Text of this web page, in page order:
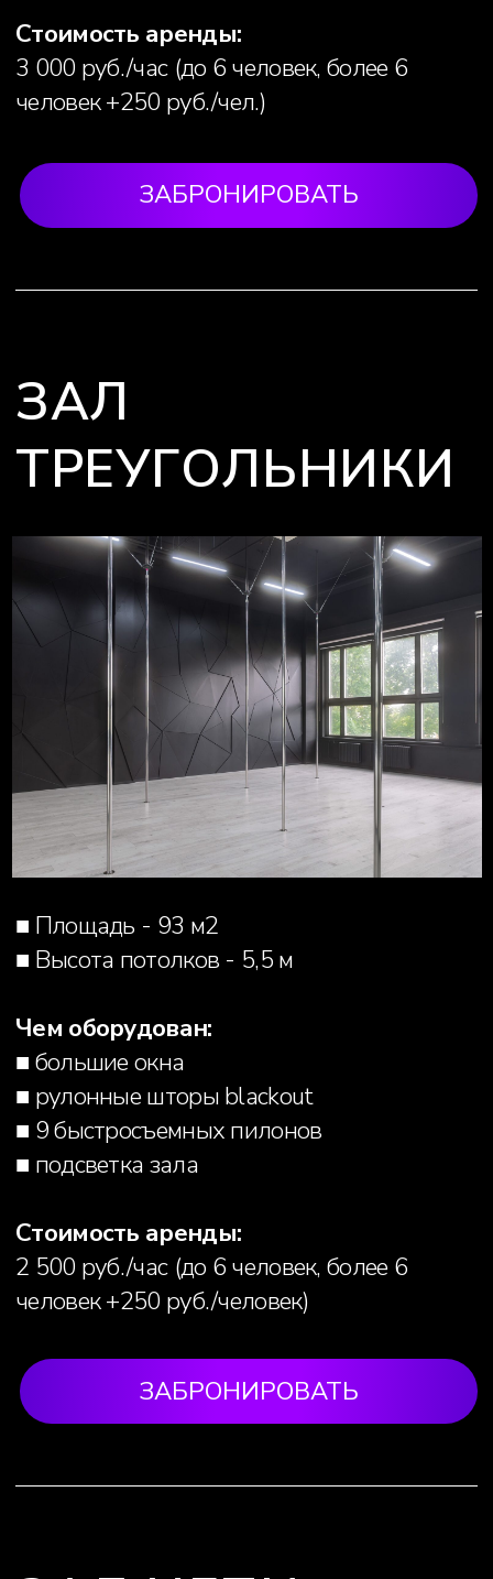
■ Высота потолков - 5,5 м
Чем оборудован
■ 6 быстросъемных пилонов
человек +250 руб./человек)
ЗАБРОНИРОВАТЬ
МАЛЫЙ ЗАЛ
■ Площадь - 40 м2
■ Высота потолков - 5,5 м
между пилонами - 3 м)
1 500 руб./час (до 3 человек, более 3
человек +250 руб./человек)
СЕРЫЙ ЗАЛ